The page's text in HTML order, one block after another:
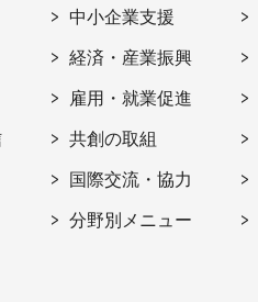
中小企業支援
経済・産業振興
雇用・就業促進
共創の取組
国際交流・協力
分野別メニュー